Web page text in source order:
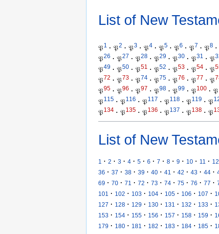
List of New
𝔓1 · 𝔓2 · 𝔓3 · 𝔓4 · 𝔓5 · 𝔓6 · 𝔓7 · 𝔓8 ·
𝔓26 · 𝔓27 · 𝔓28 · 𝔓29 · 𝔓30 · 𝔓31 · 𝔓
𝔓49 · 𝔓50 · 𝔓51 · 𝔓52 · 𝔓53 · 𝔓54 · 𝔓
𝔓72 · 𝔓73 · 𝔓74 · 𝔓75 · 𝔓76 · 𝔓77 · 𝔓
𝔓95 · 𝔓96 · 𝔓97 · 𝔓98 · 𝔓99 · 𝔓100 · 𝔓
𝔓115 · 𝔓116 · 𝔓117 · 𝔓118 · 𝔓119 · 𝔓
𝔓134 · 𝔓135 · 𝔓136 · 𝔓137 · 𝔓138 · 𝔓
List of New
1 · 2 · 3 · 4 · 5 · 6 · 7 · 8 · 9 · 10 · 11 · 12
36 · 37 · 38 · 39 · 40 · 41 · 42 · 43 · 44 ·
69 · 70 · 71 · 72 · 73 · 74 · 75 · 76 · 77 ·
101
· 102 · 103 · 104 · 105 · 106 · 107 ·
127 · 128 · 129 · 130 · 131 · 132 · 133 ·
153 · 154 · 155 · 156 · 157 · 158 · 159 ·
179 · 180 · 181 · 182 · 183 · 184 · 185 ·